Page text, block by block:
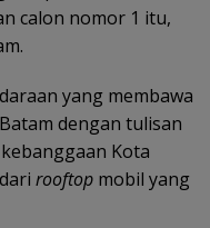
calon nomor 1 itu,
yang membawa
dengan tulisan
Kota
rooftop mobil yang